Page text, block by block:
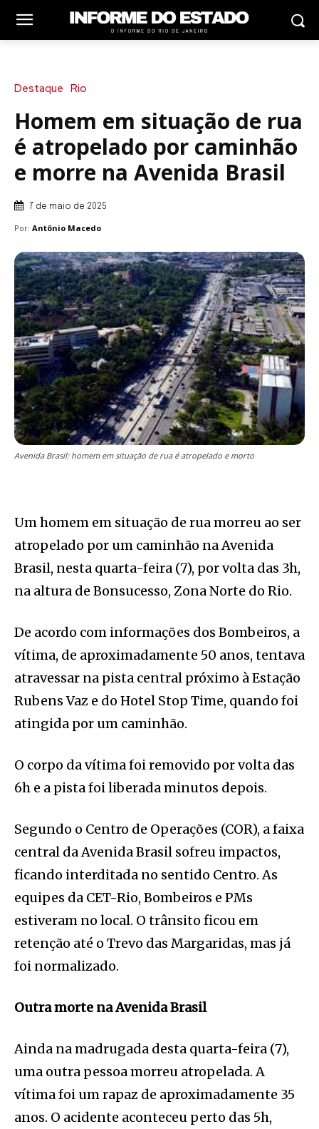
Destaque Rio
Homem em situação de rua
é atropelado por caminhão
e morre na Avenida Brasil
7 de maio de 2025
Por: Antônio Macedo
Avenida Brasil: homem em situação de rua é atropelado e morto
Um homem em situação de rua morreu ao ser
atropelado por um caminhão na Avenida
Brasil, nesta quarta-feira (7), por volta das 3h,
na altura de Bonsucesso, Zona Norte do Rio.
De acordo com informações dos Bombeiros, a
vítima, de aproximadamente 50 anos, tentava
atravessar na pista central próximo à Estação
Rubens Vaz e do Hotel Stop Time, quando foi
atingida por um caminhão.
O corpo da vítima foi removido por volta das
6h e a pista foi liberada minutos depois.
Segundo o Centro de Operações (COR), a faixa
central da Avenida Brasil sofreu impactos,
ficando interditada no sentido Centro. As
equipes da CET-Rio, Bombeiros e PMs
estiveram no local. O trânsito ficou em
retenção até o Trevo das Margaridas, mas já
foi normalizado.
Outra morte na Avenida Brasil
Ainda na madrugada desta quarta-feira (7),
uma outra pessoa morreu atropelada. A
vítima foi um rapaz de aproximadamente 35
anos. O acidente aconteceu perto das 5h,